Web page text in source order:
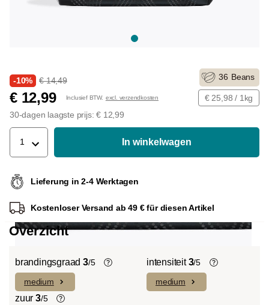
-10% € 14,49
€ 12,99 Inclusief BTW. excl. verzendkosten
30-dagen laagste prijs: € 12,99
36 Beans
€ 25,98 / 1kg
1 In winkelwagen
Lieferung in 2-4 Werktagen
Kostenloser Versand ab 49 € für diesen Artikel
Overzicht
brandingsgraad 3/5
Light roast (licht Cinnamon Roast):
Uitgesproken fruitige smaken en
medium
intensiteit3/5
De individuele smaken van de gebruikte
medium
zuur 3/5